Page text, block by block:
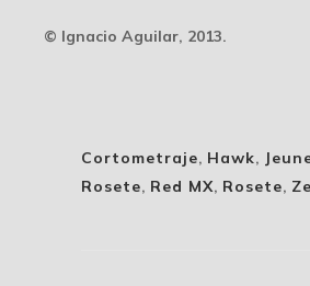
© Ignacio Aguilar, 2013.
Cortometraje, Hawk,
Rosete, Red MX, Rosete,